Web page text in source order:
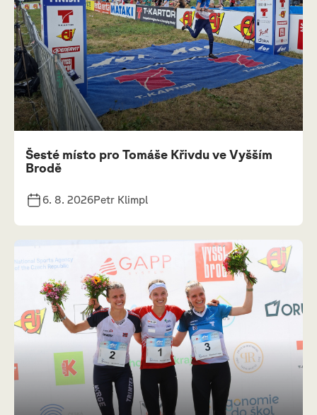
Šesté místo pro Tomáše Křivdu ve Vyšším
Brodě
6. 8. 2026Petr Klimpl